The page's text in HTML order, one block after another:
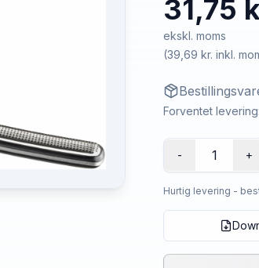
31,75
ekskl. moms
(39,69 kr. inkl.
Forventet
- 1 +
Hurtig levering -